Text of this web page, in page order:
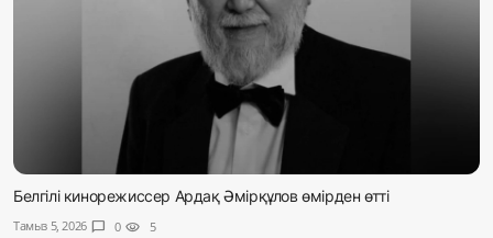
Белгілі кинорежиссер Ардақ Әмірқұлов өмірден өтті
Тамыз 5, 2026 chat_bubble 0 visibility 5